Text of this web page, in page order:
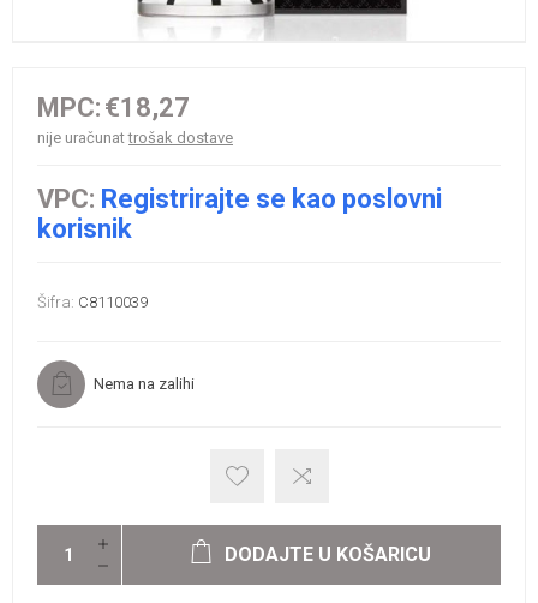
MPC: €18,27
nije uračunattrošak dostave
VPC: Registrirajte se kao poslovni
korisnik
Šifra: C8110039
Nema na zalihi
DODAJTE U KOŠARICU